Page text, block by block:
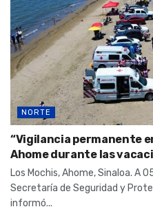
NORTE
“Vigilancia permanente
Ahome durante las
Los Mochis, Ahome, Sinaloa. A
Secretaría de Seguridad y
informó...